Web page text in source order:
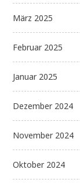
März 2025
Februar 2025
Januar 2025
Dezember 2024
November 2024
Oktober 2024